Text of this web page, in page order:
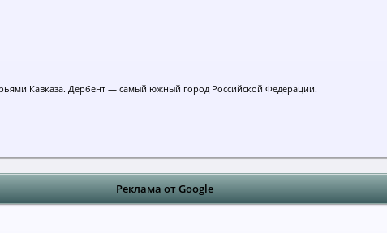
Кавказа. Дербент — самый южный город Российской Федерации.
Реклама от Google